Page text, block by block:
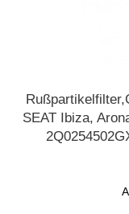
SEAT Ibiza,